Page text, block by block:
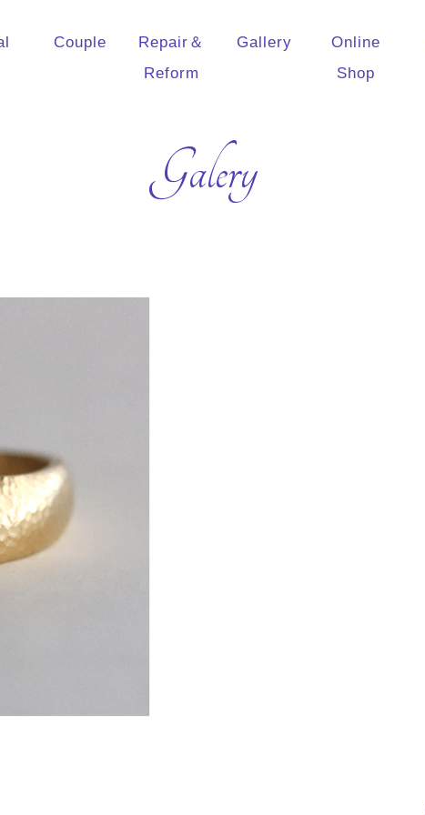
Couple
Repair＆
Reform
Gallery
Online
Shop
Galery